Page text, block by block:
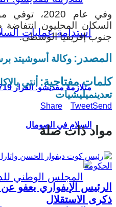
السلام في الصومال
وفي عام
السكان المحليون
جنوب إفريقيا الوسطى.
المصدر: وكالة أسوشيتد
كلمات مفتاحية: أنتي بالاكا
تعدينميليشيات
Share TweetSend
مواد ذات صلة
ذكرى الاستقلال